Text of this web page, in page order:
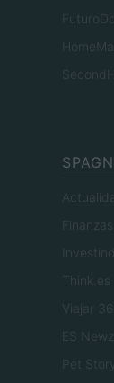
Think.es
Viajar
ES Newz
Pet Story